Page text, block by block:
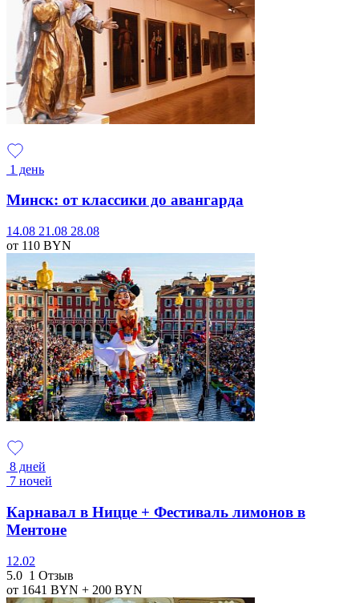
1 день
Минск: от классики до авангарда
14.08 21.08 28.08
от 110 BYN
8 дней
7 ночей
Карнавал в Ницце + Фестиваль лимонов в
Ментоне
12.02
5.0 1 Отзыв
от 1641 BYN + 200 BYN